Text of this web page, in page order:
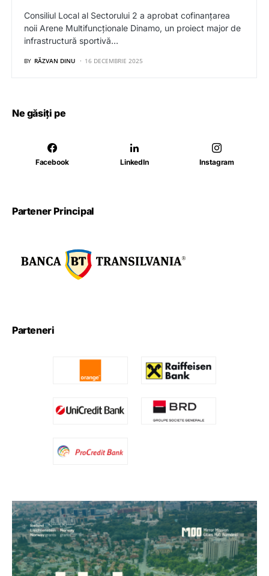
Consiliul Local al Sectorului 2 a aprobat cofinanțarea
noii Arene Multifuncționale Dinamo, un proiect major de
infrastructură sportivă…
BY RĂZVAN DINU 16 DECEMBRIE 2025
Ne găsiți pe
Facebook LinkedIn Instagram
Partener Principal
Parteneri